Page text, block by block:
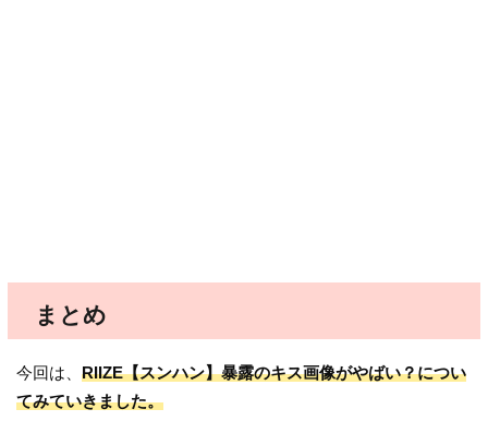
まとめ
今回は、RIIZE【スンハン】暴露のキス画像がやばい？につい
てみていきました。